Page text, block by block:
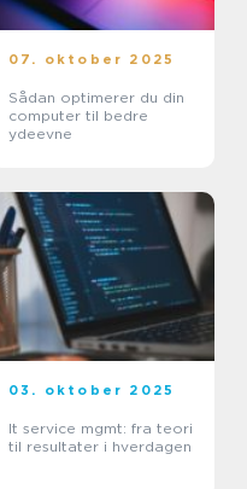
07. oktober 2025
Sådan optimerer du din
computer til bedre
ydeevne
03. oktober 2025
It service mgmt: fra teori
til resultater i hverdagen